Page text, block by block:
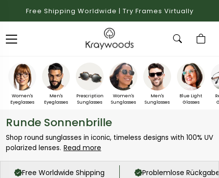
Free Shipping Worldwide | Try Frames Virtually
Women's
Eyeglasses
Men's
Eyeglasses
Prescription
Sunglasses
Women's
Sunglasses
Men's
Sunglasses
Blue Light
Glasses
Runde Sonnenbrille
Shop round sunglasses in iconic, timeless designs with 100% UV
polarized lenses. Read more
Free Worldwide Shipping Problemlose